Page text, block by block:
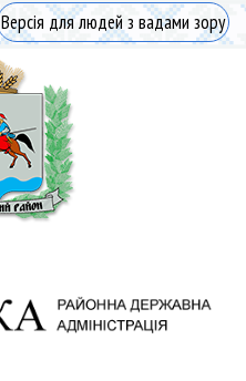
Версія для людей з вадами зору